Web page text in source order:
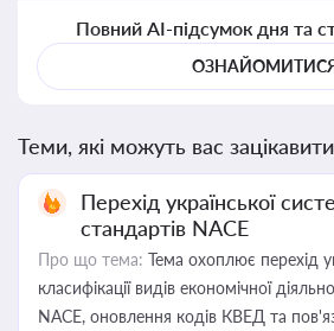
Повний AI-підсумок дня та
Теми, які можуть вас
Перехід української
стандартів NACE
Про що тема: Тема охоплює перехід
класифікації видів економічної
NACE, оновлення кодів КВЕД та